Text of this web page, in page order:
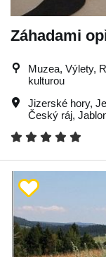
Záhadami
Muzea, Výlety,
kulturou
Jizerské hory,
Český ráj,